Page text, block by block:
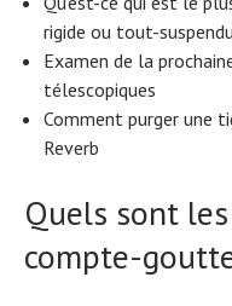
rigide ou tout-
Examen de la
télescopiques
Comment purger une
Reverb
Quels sont
compte-